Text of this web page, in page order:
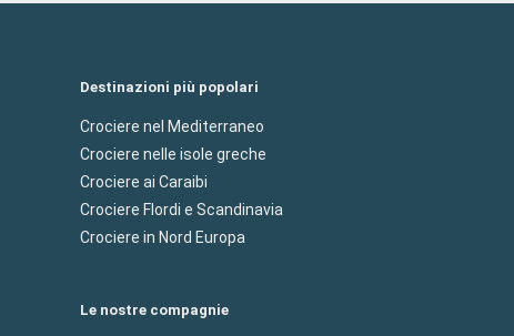
Destinazioni più popolari
Crociere nel Mediterraneo
Crociere nelle isole greche
Crociere ai Caraibi
Crociere Flordi e Scandinavia
Crociere in Nord Europa
Le nostre compagnie